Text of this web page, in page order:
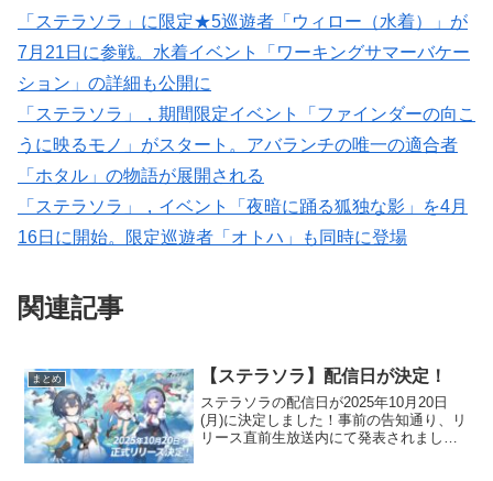
「ステラソラ」に限定★5巡遊者「ウィロー（水着）」が
7月21日に参戦。水着イベント「ワーキングサマーバケー
ション」の詳細も公開に
「ステラソラ」，期間限定イベント「ファインダーの向こ
うに映るモノ」がスタート。アバランチの唯一の適合者
「ホタル」の物語が展開される
「ステラソラ」，イベント「夜暗に踊る狐独な影」を4月
16日に開始。限定巡遊者「オトハ」も同時に登場
関連記事
まとめ 【ステラソラ】配信日が決定！
ステラソラの配信日が2025年10月20日
(月)に決定しました！事前の告知通り、リ
リース直前生放送内にて発表されまし